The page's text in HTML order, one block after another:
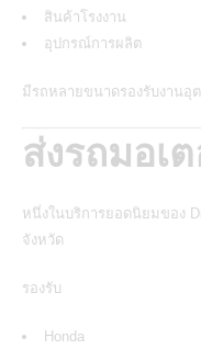
สินค้าโรงงาน
อุปกรณ์การผลิต
มีรถหลายขนาดรองรับงานอุ
ส่งรถมอเ
หนึ่งในบริการยอดนิยมของ
จังหวัด
รองรับ
Honda